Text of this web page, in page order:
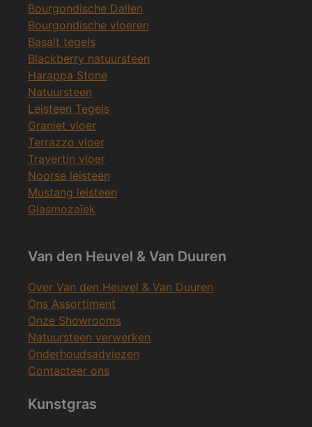
Bourgondische Dallen
Bourgondische vloeren
Basalt tegels
Blackberry natuursteen
Harappa Stone
Natuursteen
Leisteen Tegels
Graniet vloer
Terrazzo vloer
Travertin vloer
Noorse leisteen
Mustang leisteen
Glasmozaïek
Van den Heuvel & Van Duuren
Over Van den Heuvel & Van Duuren
Ons Assortiment
Onze Showrooms
Natuursteen verwerken
Onderhoudsadviezen
Contacteer ons
Kunstgras